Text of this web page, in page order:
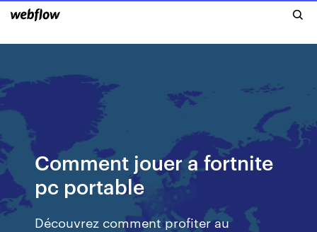
Comment jouer a fortnite
pc portable
Découvrez comment profiter au